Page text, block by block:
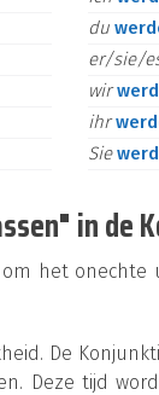
du
er/sie/
wir
ihr
Sie
in de
het
De
Deze tijd